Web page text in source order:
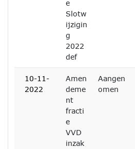
e
Slotw
ijzigin
g
2022
def
10-11-
2022
Amen
deme
nt
fracti
e
VVD
inzak
Aangen
omen